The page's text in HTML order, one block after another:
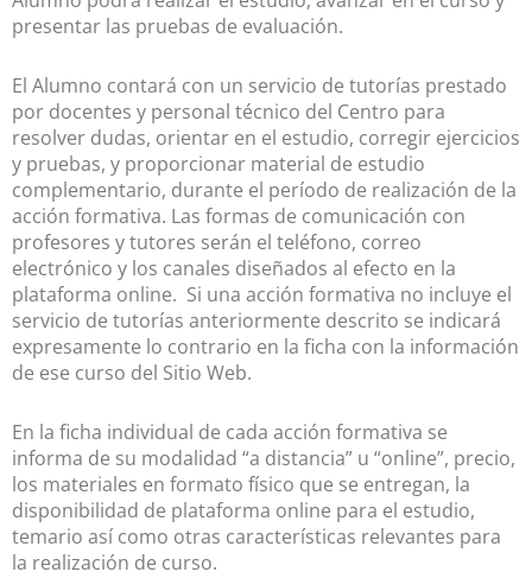
presentar las pruebas de evaluación.
El Alumno contará con un servicio de tutorías prestado
por docentes y personal técnico del Centro para
resolver dudas, orientar en el estudio, corregir ejercicios
y pruebas, y proporcionar material de estudio
complementario, durante el período de realización de la
acción formativa. Las formas de comunicación con
profesores y tutores serán el teléfono, correo
electrónico y los canales diseñados al efecto en la
plataforma online. Si una acción formativa no incluye el
servicio de tutorías anteriormente descrito se indicará
expresamente lo contrario en la ficha con la información
de ese curso del Sitio Web.
En la ficha individual de cada acción formativa se
informa de su modalidad “a distancia” u “online”, precio,
los materiales en formato físico que se entregan, la
disponibilidad de plataforma online para el estudio,
temario así como otras características relevantes para
la realización de curso.